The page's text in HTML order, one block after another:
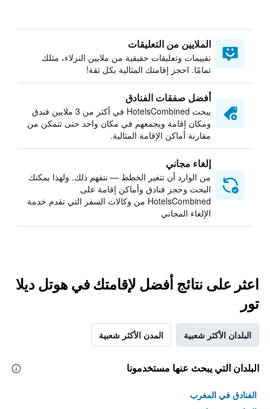
الملايين من التعليقات
تقييمات وتعليقات حقيقية من ملايين النزلاء، مثلك
تمامًا. احجز إقامتك المثالية بكل ثقة!
أفضل صفقات الفنادق
يبحث HotelsCombined في أكثر من 3 ملايين فندق
ومكان إقامة ويجمعهم في مكان واحد حتى تتمكن من
مقارنة أماكن الإقامة المثالية.
إلغاء مجاني
من الوارد أن تتغير الخطط — نتفهم ذلك. ولهذا يمكنك
البحث وحجز فنادق وأماكن إقامة على
HotelsCombined من وكالات السفر التي تقدم خدمة
الإلغاء المجاني
اعثر على نتائج أفضل لإقامتك في هوتل ديلا
تور
البلدان الأكثر شعبية المدن الأكثر شعبية
البلدان التي يبحث عنها مستخدمونا
الفنادق في المغرب